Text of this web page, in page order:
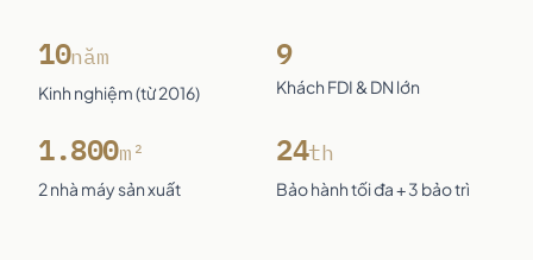
10năm
Kinh nghiệm (từ 2016)
9
Khách FDI & DN lớn
1.800m²
2 nhà máy sản xuất
24th
Bảo hành tối đa + 3 bảo trì